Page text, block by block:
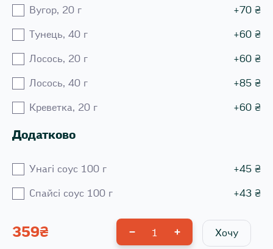
Вугор, 20 г +70 ₴
Тунець, 40 г +60 ₴
Лосось, 20 г +60 ₴
Лосось, 40 г +85 ₴
Креветка, 20 г +60 ₴
Додатково
Унагі соус 100 г +45 ₴
Спайсі соус 100 г +43 ₴
359₴ 1 Хочу